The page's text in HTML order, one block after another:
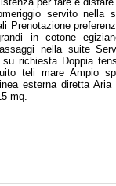
servito nella
Prenotazione
in cotone
nella suite
richiesta Doppia
teli mare Ampio
esterna diretta Aria
mq.